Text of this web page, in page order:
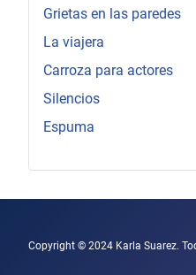
Grietas en las paredes
La viajera
Carroza para actores
Silencios
Espuma
Copyright © 2024 Karla Suarez.